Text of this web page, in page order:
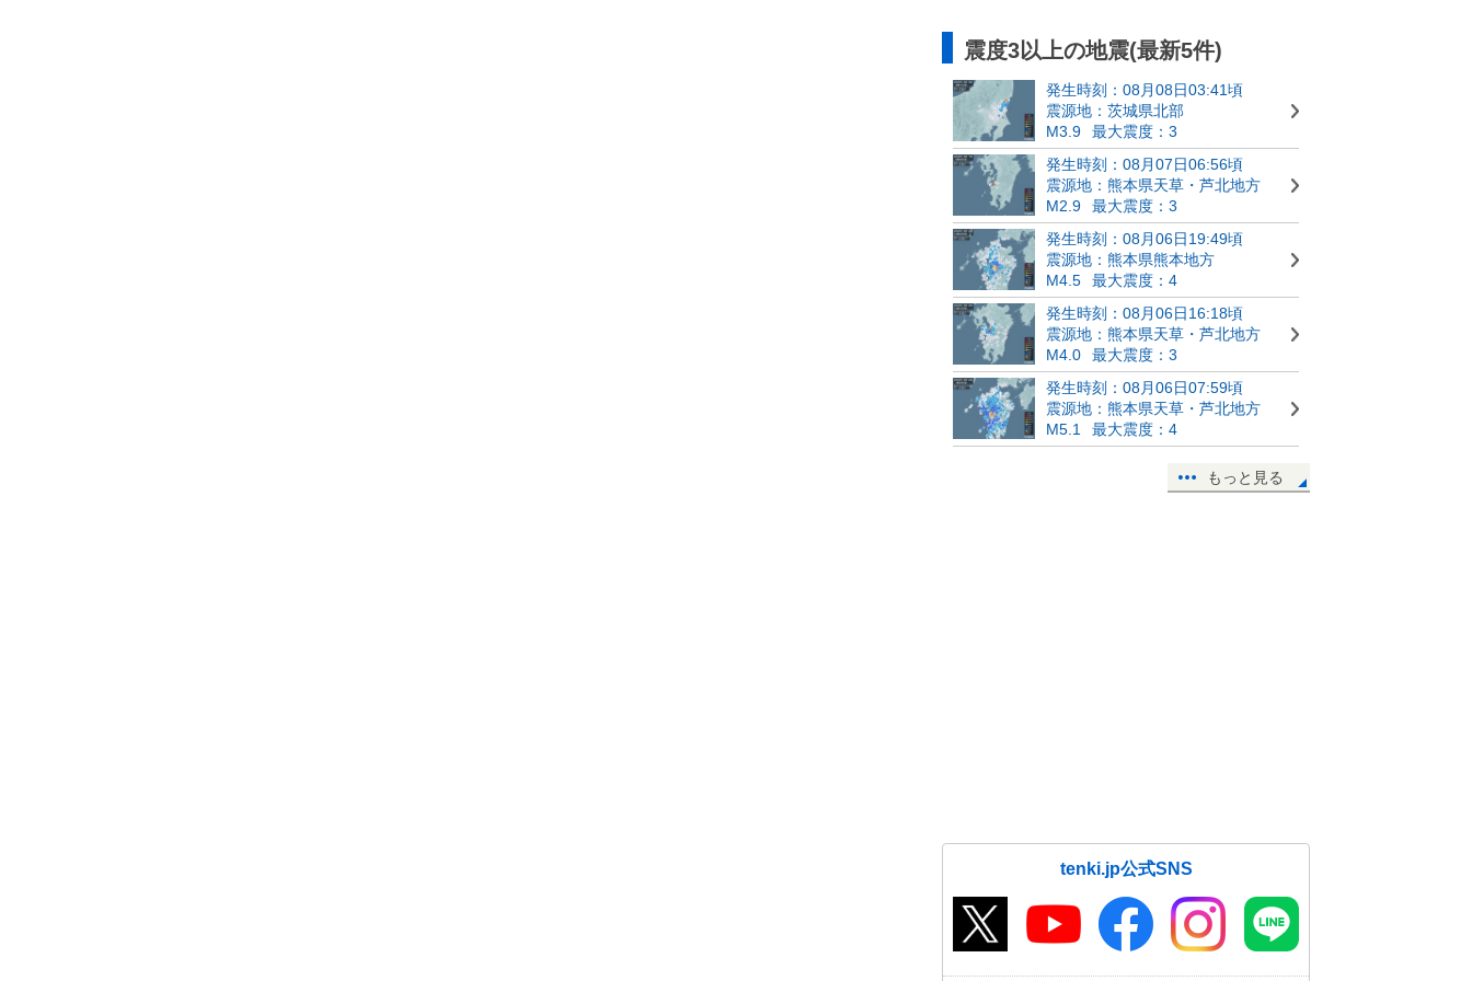
震度3以上の地震(最新5件)
発生時刻：08月08日03:41頃
震源地：茨城県北部
M3.9
最大震度：3
発生時刻：08月07日06:56頃
震源地：熊本県天草・芦北地方
M2.9
最大震度：3
発生時刻：08月06日19:49頃
震源地：熊本県熊本地方
M4.5
最大震度：4
発生時刻：08月06日16:18頃
震源地：熊本県天草・芦北地方
M4.0
最大震度：3
発生時刻：08月06日07:59頃
震源地：熊本県天草・芦北地方
M5.1
最大震度：4
もっと見る
tenki.jp公式SNS